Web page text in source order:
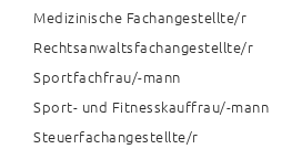
Medizinische Fachangestellte/r
Rechtsanwaltsfachangestellte/r
Sportfachfrau/-mann
Sport- und Fitnesskauffrau/-mann
Steuerfachangestellte/r